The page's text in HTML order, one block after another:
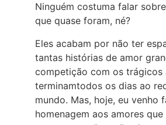
Ninguém costuma falar
que quase foram, né?
Eles acabam por não ter
tantas histórias de amor
competição com os trágicos
terminamtodos os dias ao
mundo. Mas, hoje, eu venho
homenagem aos amores